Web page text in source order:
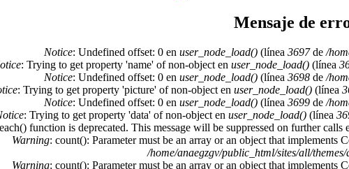
Mensaje de
Notice: Undefined offset: 0 en user_node_load()(línea 3697de /
: Trying to get property 'name' of non-object en user_node_load()(línea
Notice: Undefined offset: 0 en user_node_load()(línea 3698de /
: Trying to get property 'picture' of non-object en user_node_load() (línea
Notice: Undefined offset: 0 en user_node_load()(línea 3699de /
: Trying to get property 'data' of non-object en user_node_load()(línea
function is deprecated. This message will be suppressed on further calls
Warning: count(): Parameter must be an array or an object that implements
/home/anaegzgv/public_html/sites/all/
Warning: count(): Parameter must be an array or an object that implements